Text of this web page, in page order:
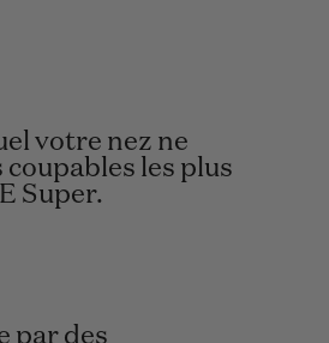
votre nez ne
les plus
Super.
par des